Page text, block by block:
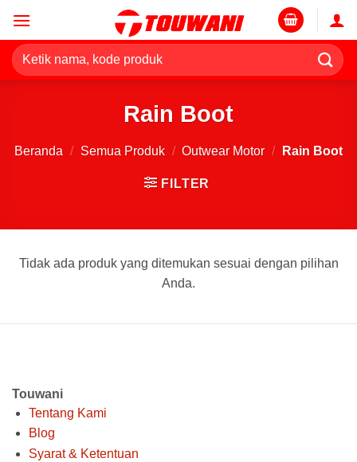
content
Pencarian
untuk:
Rain Boot
Beranda / Semua Produk / Outwear Motor / Rain Boot
FILTER
Tidak ada produk yang ditemukan sesuai dengan pilihan
Anda.
Touwani
Tentang Kami
Blog
Syarat & Ketentuan